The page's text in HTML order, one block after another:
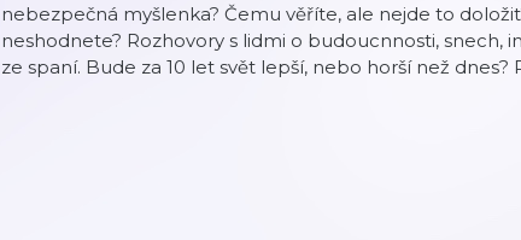
nebezpečná myšlenka? Čemu věříte, ale nejde to
neshodnete? Rozhovory s lidmi o budoucnnosti, snech,
ze spaní. Bude za 10 let svět lepší, nebo horší než dnes?